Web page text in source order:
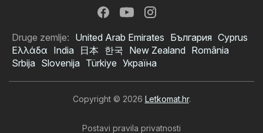
Druge zemlje: United Arab Emirates България Cyprus
Ελλάδα India 日本 한국 New Zealand România
Srbija Slovenija Türkiye Україна
Copyright © 2026 Letkomat.hr.
Postavi pravila privatnosti